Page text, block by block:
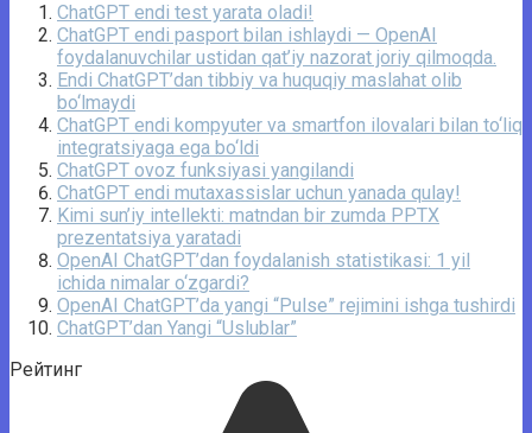
ChatGPT endi test yarata oladi!
ChatGPT endi pasport bilan ishlaydi — OpenAI
foydalanuvchilar ustidan qat’iy nazorat joriy qilmoqda.
Endi ChatGPT’dan tibbiy va huquqiy maslahat olib
bo‘lmaydi
ChatGPT endi kompyuter va smartfon ilovalari bilan to‘liq
integratsiyaga ega bo‘ldi
ChatGPT ovoz funksiyasi yangilandi
ChatGPT endi mutaxassislar uchun yanada qulay!
Kimi sun’iy intellekti: matndan bir zumda PPTX
prezentatsiya yaratadi
OpenAI ChatGPT’dan foydalanish statistikasi: 1 yil
ichida nimalar o‘zgardi?
OpenAI ChatGPT’da yangi “Pulse” rejimini ishga tushirdi
ChatGPT’dan Yangi “Uslublar”
Рейтинг